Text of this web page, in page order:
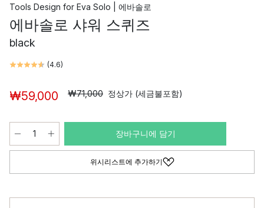
Tools Design for Eva Solo | 에바솔로
에바솔로 샤워 스퀴즈
black
(4.6)
₩59,000 ₩71,000 정상가 (세금불포함)
장바구니에 담기
위시리스트에 추가하기